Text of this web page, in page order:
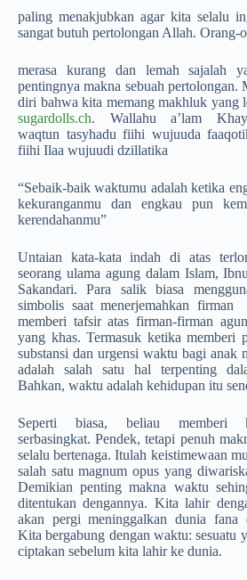
paling menakjubkan agar kita selalu
sangat butuh pertolongan Allah. Orang-
merasa kurang dan lemah sajalah
pentingnya makna sebuah pertolongan.
diri bahwa kita memang makhluk yang
sugardolls.ch. Wallahu a’lam
waqtun tasyhadu fiihi wujuuda
fiihi Ilaa wujuudi dzillatika
“Sebaik-baik waktumu adalah ketika
kekuranganmu dan engkau pun
kerendahanmu”
Untaian kata-kata indah di atas
seorang ulama agung dalam Islam,
Sakandari. Para salik biasa
simbolis saat menerjemahkan
memberi tafsir atas firman-firman
yang khas. Termasuk ketika memberi
substansi dan urgensi waktu bagi anak
adalah salah satu hal terpenting
Bahkan, waktu adalah kehidupan itu
Seperti biasa, beliau memberi
serbasingkat. Pendek, tetapi penuh
selalu bertenaga. Itulah keistimewaan
salah satu magnum opus yang
Demikian penting makna waktu
ditentukan dengannya. Kita lahir
akan pergi meninggalkan dunia fana
Kita bergabung dengan waktu: sesuatu
ciptakan sebelum kita lahir ke dunia.